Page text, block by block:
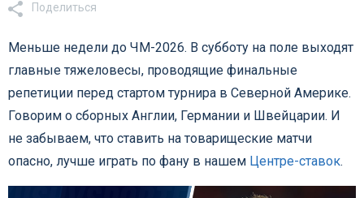
Поделиться
Меньше недели до ЧМ-2026. В субботу на поле выходят
главные тяжеловесы, проводящие финальные
репетиции перед стартом турнира в Северной Америке.
Говорим о сборных Англии, Германии и Швейцарии. И
не забываем, что ставить на товарищеские матчи
опасно, лучше играть по фану в нашем Центре-ставок.